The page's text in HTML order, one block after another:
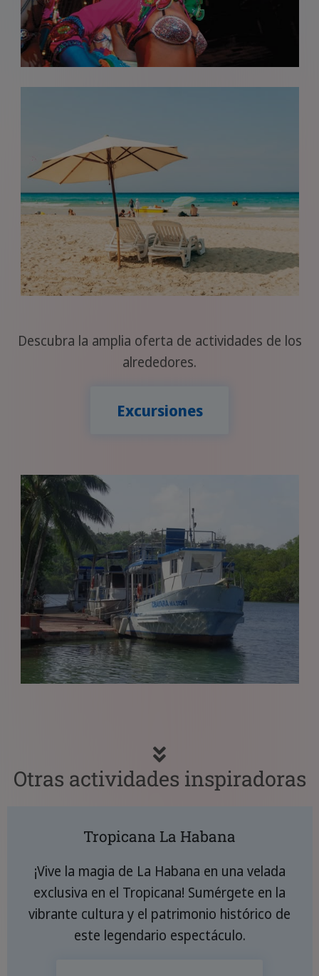
Descubra la amplia oferta de actividades de los
alrededores.
Excursiones
Otras actividades inspiradoras
Tropicana La Habana
¡Vive la magia de La Habana en una velada
exclusiva en el Tropicana! Sumérgete en la
vibrante cultura y el patrimonio histórico de
este legendario espectáculo.